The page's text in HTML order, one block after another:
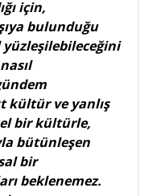
için,
bulunduğu
yüzleşilebileceğini
kültür ve yanlış
bir kültürle,
bütünleşen
bir
beklenemez.